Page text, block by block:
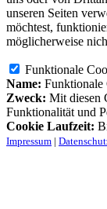
unseren Seiten
möchtest,
möglicherweise
Funktionale
Name: Funktionale
Zweck: Mit diesen
Funktionalität und
Cookie Laufzeit:
Impressum |